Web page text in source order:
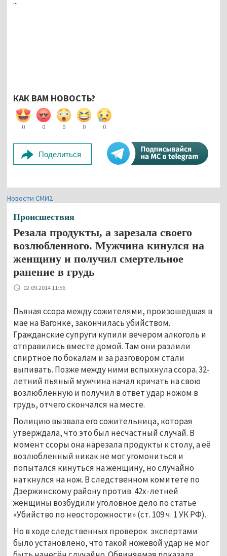
КАК ВАМ НОВОСТЬ?
0 0 0 0 0
Поделиться
Новости СМИ2
Происшествия
Резала продукты, а зарезала своего
возлюбленного. Мужчина кинулся на
женщину и получил смертельное
ранение в грудь
02.09.2014 11:56
Пьяная ссора между сожителями, произошедшая в
мае на Вагонке, закончилась убийством.
Гражданские супруги купили вечером алкоголь и
отправились вместе домой. Там они разлили
спиртное по бокалам и за разговором стали
выпивать. Позже между ними вспыхнула ссора. 32-
летний пьяный мужчина начал кричать на свою
возлюбленную и получил в ответ удар ножом в
грудь, отчего скончался на месте.
Полицию вызвала его сожительница, которая
утверждала, что это был несчастный случай. В
момент ссоры она нарезала продукты к столу, а её
возлюбленный никак не мог угомониться и
попытался кинуться на женщину, но случайно
наткнулся на нож. В следственном комитете по
Дзержинскому району против 42х-летней
женщины возбудили уголовное дело по статье
«Убийство по неосторожности» (ст. 109 ч. 1 УК РФ).
Но в ходе следственных проверок экспертами
было установлено, что такой ножевой удар не мог